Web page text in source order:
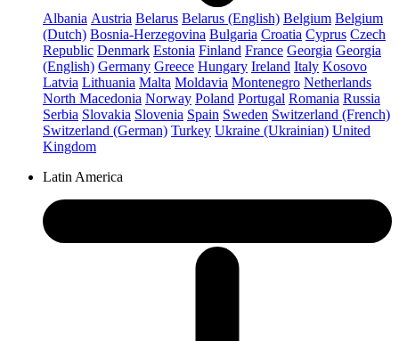
Albania Austria Belarus Belarus (English) Belgium Belgium
(Dutch) Bosnia-Herzegovina Bulgaria Croatia Cyprus Czech
Republic Denmark Estonia Finland France Georgia Georgia
(English) Germany Greece Hungary Ireland Italy Kosovo
Latvia Lithuania Malta Moldavia Montenegro Netherlands
North Macedonia Norway Poland Portugal Romania Russia
Serbia Slovakia Slovenia Spain Sweden Switzerland (French)
Switzerland (German) Turkey Ukraine (Ukrainian) United
Kingdom
Latin America